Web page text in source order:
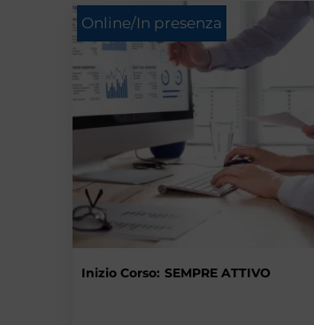
Inizio Corso: SEMPRE ATTIVO
Online/In presenza